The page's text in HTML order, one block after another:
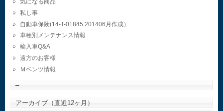
気になる商品
私し事
自動車保険(14-T-01845.201406月作成）
車種別メンテナンス情報
輸入車Q&A
遠方のお客様
Ｍベンツ情報
–
アーカイブ（直近12ヶ月）